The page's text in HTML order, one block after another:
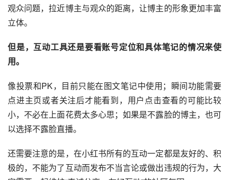
观众问题，拉近博主与观众的距离，让博主的形象更加丰富
立体。
但是，互动工具还是要看账号定位和具体笔记的情况来使
用。
像投票和PK，目前只能在图文笔记中使用；瞬间功能需要
点进主页或者关注后才能看到，用户点击查看的可能比较
小，不必在上面花费太多心思；如果是不露脸的博主，也可
以选择不露脸直播。
还需要注意的是，在小红书所有的互动一定都是友好的、积
极的，不能为了互动而发布不当言论或做出违规的行为，大